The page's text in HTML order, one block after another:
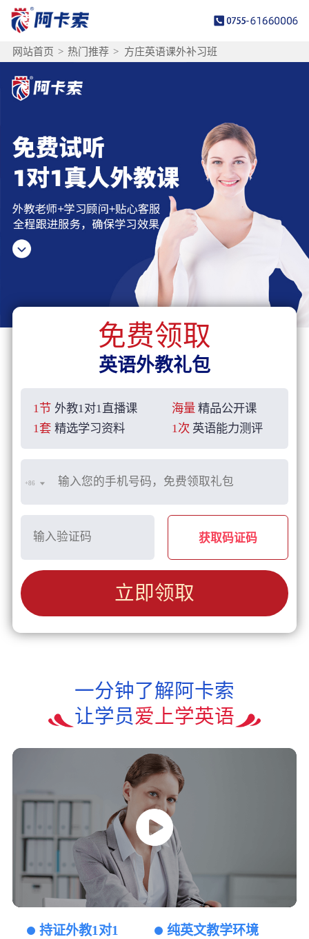
网站首页 > 热门推荐 > 方庄英语课外补习班
免费领取
英语外教礼包
1节 外教1对1直播课 海量 精品公开课
1套 精选学习资料 1次 英语能力测评
+86
获取码证码
立即领取
一分钟了解阿卡索
让学员爱上学英语
持证外教1对1
纯英文教学环境